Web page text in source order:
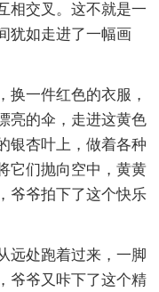
相交叉。这不就是一
犹如走进了一幅画
换一件红色的衣服，
亮的伞，走进这黄色
银杏叶上，做着各种
它们抛向空中，黄黄
爷爷拍下了这个快乐
远处跑着过来，一脚
爷爷又咔下了这个精